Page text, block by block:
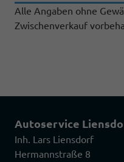
Alle Angaben ohne
Zwischenverkauf
Autoservice
Inh. Lars Liensdorf
Hermannstraße 8